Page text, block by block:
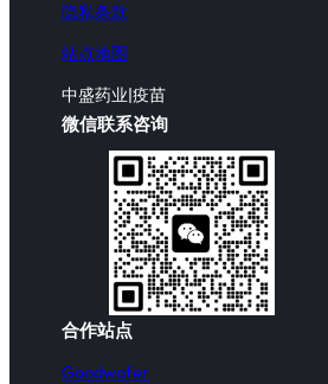
隐私条款
站点地图
中盛药业|疫苗
微信联系咨询
合作站点
Goodwafer